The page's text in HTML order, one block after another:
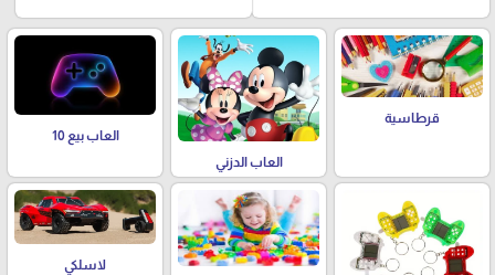
قرطاسية
العاب الدزني
العاب بيع 10
لاسلكي